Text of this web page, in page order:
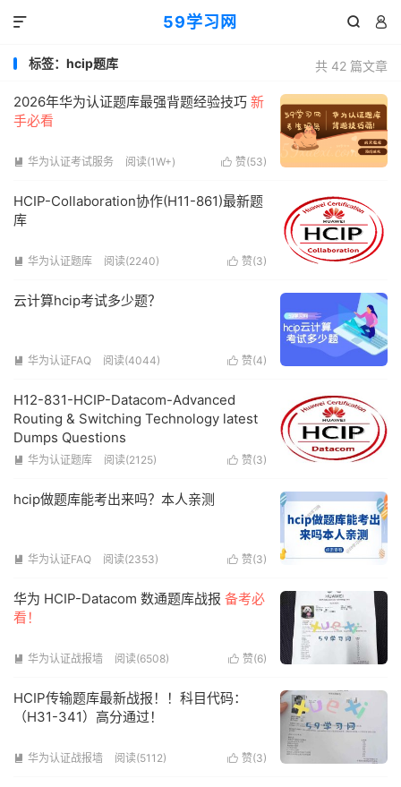
59学习网  

共 42 篇文章
标签：hcip题库
2026年华为认证题库最强背题经验技巧 新
手必看
 赞(53)
 华为认证考试服务 阅读(1W+)
HCIP-Collaboration协作(H11-861)最新题
库
 赞(3)
 华为认证题库 阅读(2240)
云计算hcip考试多少题？
 赞(4)
 华为认证FAQ 阅读(4044)
H12-831-HCIP-Datacom-Advanced
Routing & Switching Technology latest
Dumps Questions
 赞(3)
 华为认证题库 阅读(2125)
hcip做题库能考出来吗？本人亲测
 赞(3)
 华为认证FAQ 阅读(2353)
华为 HCIP-Datacom 数通题库战报 备考必
看！
 赞(6)
 华为认证战报墙 阅读(6508)
HCIP传输题库最新战报！！科目代码：
（H31-341）高分通过！
 赞(3)
 华为认证战报墙 阅读(5112)